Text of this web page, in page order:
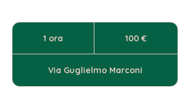
1 ora
o
100 €
Via Guglielmo Marconi